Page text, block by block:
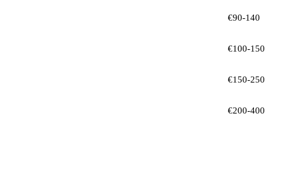
€90-140
€100-150
€150-250
€200-400